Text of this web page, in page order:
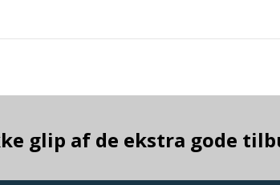
glip af de ekstra gode